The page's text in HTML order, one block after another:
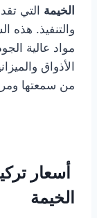
الخيمة التي
والتنفيذ. هذه
مواد عالية
الأذواق
من سمعتها
أسعار
الخيمة